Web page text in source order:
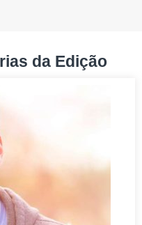
da Edição